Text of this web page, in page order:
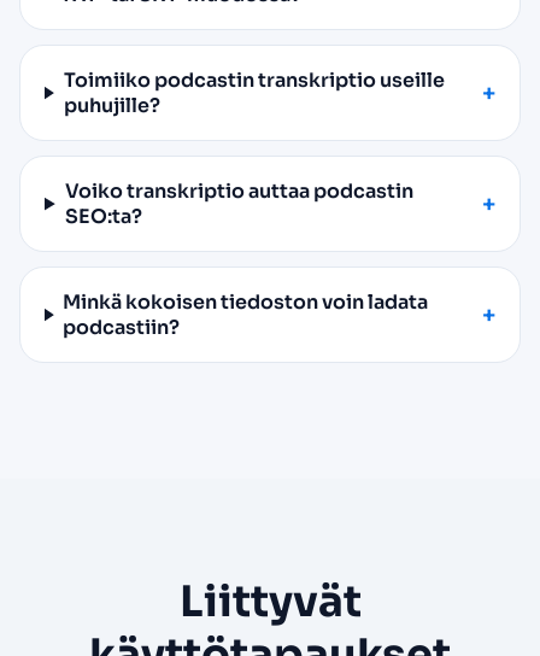
Toimiiko podcastin transkriptio useille
puhujille?
Voiko transkriptio auttaa podcastin
SEO:ta?
Minkä kokoisen tiedoston voin ladata
podcastiin?
Liittyvät